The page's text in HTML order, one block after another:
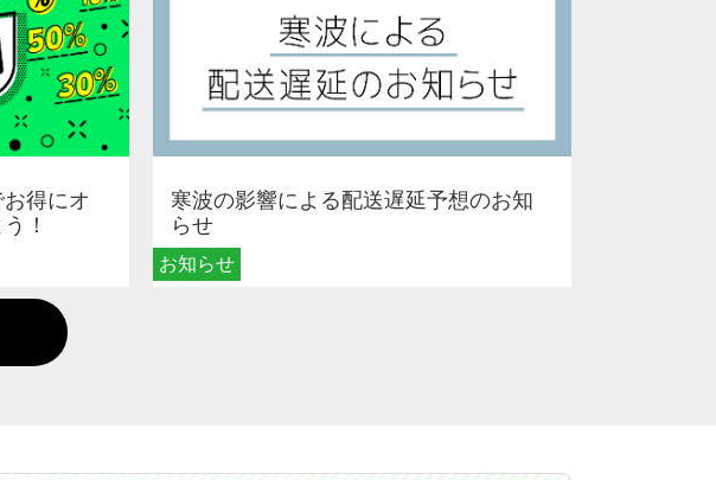
得にオ
！
お知らせ
寒波の影響による配送遅延予想のお知
らせ